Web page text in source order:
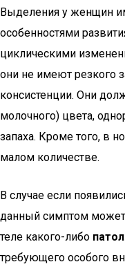
Выделения у женщин
особенностями
циклическими
они не имеют резкого
консистенции. Они
молочного) цвета,
запаха. Кроме того, в
малом количестве.
В случае если
данный симптом
теле какого-либо
требующего особого